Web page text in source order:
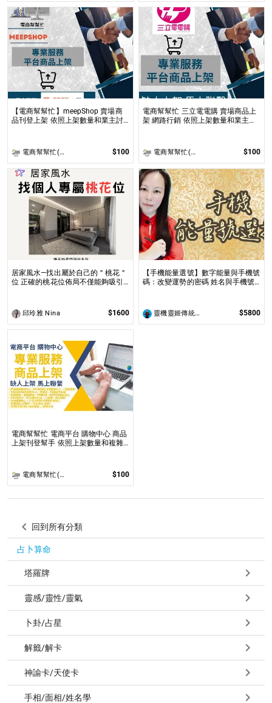
【電商幫幫忙】meepShop 賣場商
品刊登上架 依照上架數量和業主討
電商幫幫忙(電商平台代營運/電商上架/運營策略/網路行銷) $100
電商幫幫忙 三立電電購 賣場商品上
架 網路行銷 依照上架數量和業主討
電商幫幫忙(電商平台代營運/電商上架/運營策略/網路行銷) $100
居家風水—找出屬於自己的＂桃花＂
位 正確的桃花位佈局不僅能夠吸引
邱玲雅 Nina $1600
【手機能量選號】數字能量與手機號
碼：改變運勢的密碼 姓名與手機號
靈機靈姬傳統文化學院 $5800
電商幫幫忙 電商平台 購物中心 商品
上架刊登幫手 依照上架數量和複雜
電商幫幫忙(電商平台代營運/電商上架/運營策略/網路行銷) $100
回到所有分類
占卜算命
塔羅牌
靈感/靈性/靈氣
卜卦/占星
解籤/解卡
神諭卡/天使卡
手相/面相/姓名學